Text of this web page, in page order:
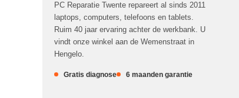
PC Reparatie Twente repareert al sinds 2011
laptops, computers, telefoons en tablets.
Ruim 40 jaar ervaring achter de werkbank. U
vindt onze winkel aan de Wemenstraat in
Hengelo.
Gratis diagnose 6 maanden garantie